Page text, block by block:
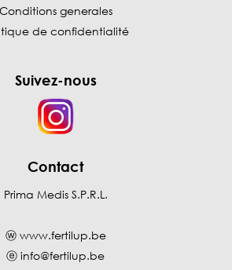
Conditions generales
de confidentialité
Suivez-nous
Contact
Prima Medis S.P.R.L.
ⓦ www.fertilup.be
ⓔinfo@fertilup.be